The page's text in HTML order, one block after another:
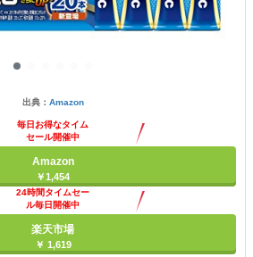
出典： Amazon
毎日お得なタイム
セール開催中
Amazon
￥1,454
24時間タイムセー
ル毎日開催中
楽天市場
￥ 1,619